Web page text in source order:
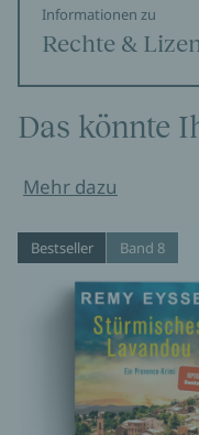
Informationen zu
Rechte &
Das könnte
Mehr dazu
Bestseller Band 8